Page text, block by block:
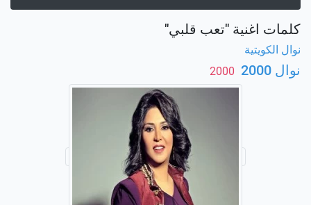
كلمات اغنية "تعب قلبي"
نوال الكويتية
نوال 2000